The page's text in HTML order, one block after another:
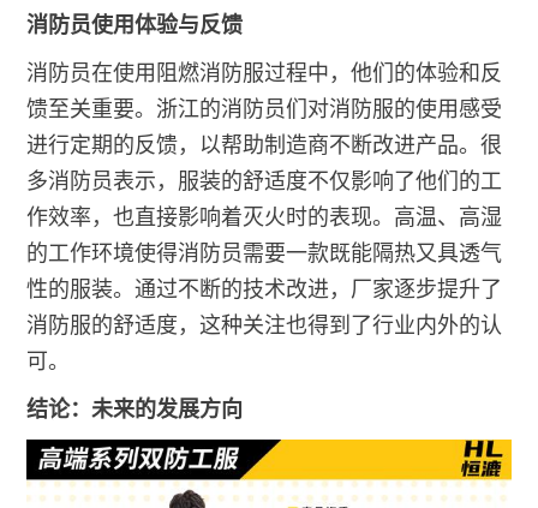
消防员使用体验与反馈
消防员在使用阻燃消防服过程中，他们的体验和反
馈至关重要。浙江的消防员们对消防服的使用感受
进行定期的反馈，以帮助制造商不断改进产品。很
多消防员表示，服装的舒适度不仅影响了他们的工
作效率，也直接影响着灭火时的表现。高温、高湿
的工作环境使得消防员需要一款既能隔热又具透气
性的服装。通过不断的技术改进，厂家逐步提升了
消防服的舒适度，这种关注也得到了行业内外的认
可。
结论：未来的发展方向